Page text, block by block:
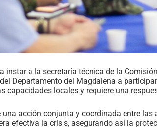
instar a la secretaría técnica de la
Departamento del Magdalena a
capacidades locales y requiere una
una acción conjunta y coordinada entre
efectiva la crisis, asegurando así la